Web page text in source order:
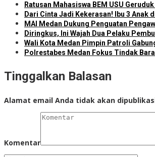
Ratusan Mahasiswa BEM USU
Dari Cinta Jadi Kekerasan! Ibu 3 Anak
MAI Medan Dukung Penguatan
Diringkus, Ini Wajah Dua Pelaku
Wali Kota Medan Pimpin Patroli
Polrestabes Medan Fokus Tindak
Tinggalkan Balasan
Alamat email Anda tidak akan
Komentar